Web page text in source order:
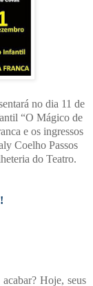
no dia 11 de
“O Mágico de
e os ingressos
Coelho Passos
do Teatro.
Hoje, seus